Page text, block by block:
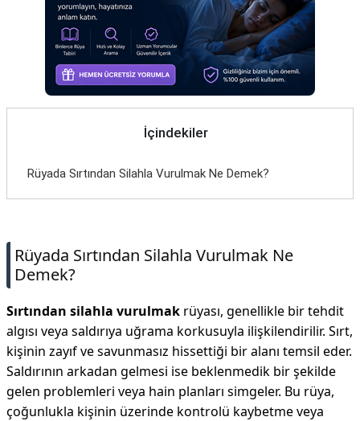
İçindekiler
Rüyada Sırtından Silahla Vurulmak Ne Demek?
Rüyada Sırtından Silahla Vurulmak Ne
Demek?
Sırtından silahla vurulmak rüyası, genellikle bir tehdit
algısı veya saldırıya uğrama korkusuyla ilişkilendirilir. Sırt,
kişinin zayıf ve savunmasız hissettiği bir alanı temsil eder.
Saldırının arkadan gelmesi ise beklenmedik bir şekilde
gelen problemleri veya hain planları simgeler. Bu rüya,
çoğunlukla kişinin üzerinde kontrolü kaybetme veya